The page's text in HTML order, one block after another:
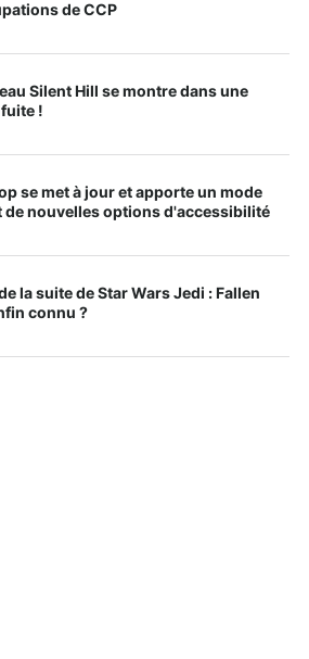
de CCP
Silent Hill se montre dans une
!
se met à jour et apporte un mode
de nouvelles options d'accessibilité
la suite de Star Wars Jedi : Fallen
connu ?